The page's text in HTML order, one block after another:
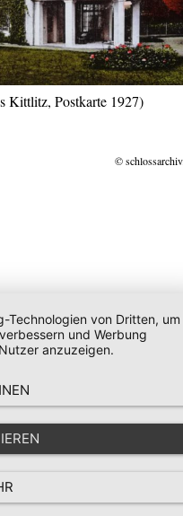
Kittlitz, Postkarte 1927)
©
Technologien von Dritten, um
und Werbung
anzuzeigen.